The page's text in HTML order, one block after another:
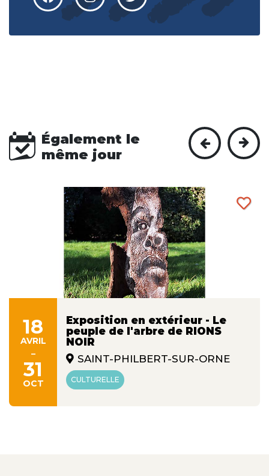
Également le
même jour
18
AVRIL
-
31
OCT
Exposition en extérieur - Le
peuple de l'arbre de RIONS
NOIR
SAINT-PHILBERT-SUR-ORNE
CULTURELLE